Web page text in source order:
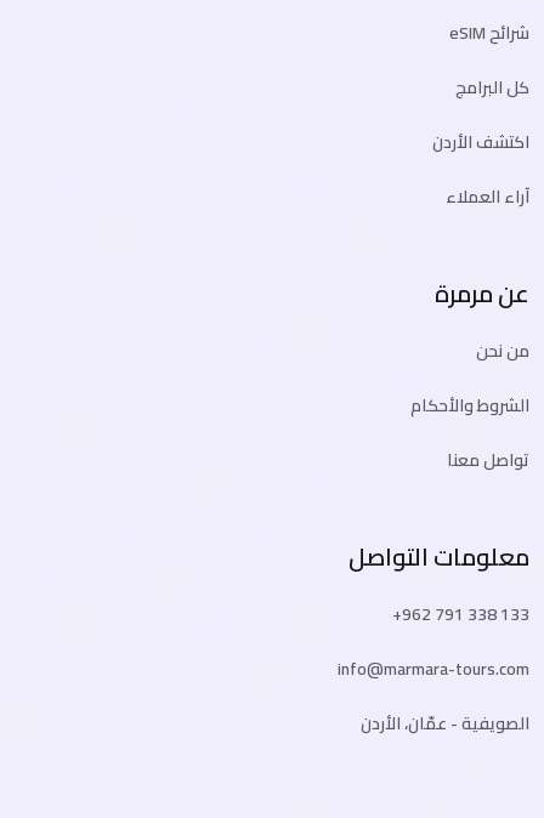
شرائح eSIM
كل البرامج
اكتشف الأردن
آراء العملاء
عن مرمرة
من نحن
الشروط والأحكام
تواصل معنا
معلومات التواصل
+962 791 338 133
info@marmara-tours.com
الصويفية - عمّان، الأردن